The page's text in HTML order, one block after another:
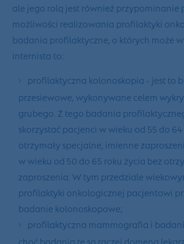
ale jego rolą jest również przypominanie
możliwości realizowania profilaktyki
badania profilaktyczne, o których może
internista to:
profilaktyczna kolonoskopia - jest to
przesiewowe, wykonywane celem
grubego. Z tego badania
skorzystać pacjenci w wieku od 55 do
otrzymały specjalne, imienne
w wieku od 50 do 65 roku życia bez
zaproszenia. W tym przedziale
profilaktyki onkologicznej pacjentowi
badanie kolonoskopowe;
profilaktyczna mammografia i
choć badania te są raczej domeną